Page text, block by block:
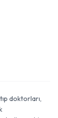
doktorları,